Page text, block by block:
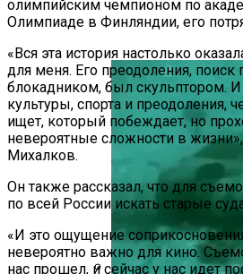
В Ряде Стран
олимпийским чемпионом по
Олимпиаде в Финляндии, его
«Вся эта история настолько
для меня. Его преодоления, поиск
блокадником, был скульптором.
культуры, спорта и преодоления,
ищет, который побеждает, но
невероятные сложности в
Михалков.
Он также рассказал, что для
по всей России искать старые
«И это ощущение
невероятно важно для кино.
нас прошел, и сейчас у нас идет